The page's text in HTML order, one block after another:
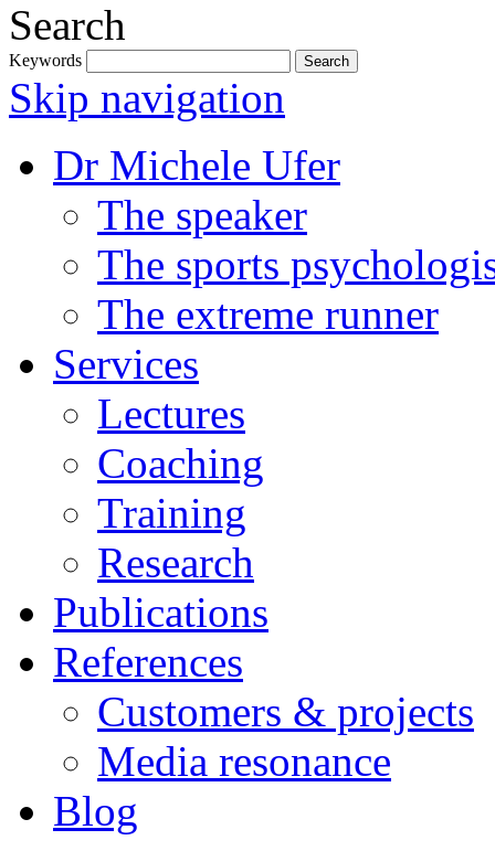
Search
Keywords
Skip navigation
Dr Michele Ufer
The speaker
The sports
The extreme runner
Services
Lectures
Coaching
Training
Research
Publications
References
Customers & projects
Media resonance
Blog